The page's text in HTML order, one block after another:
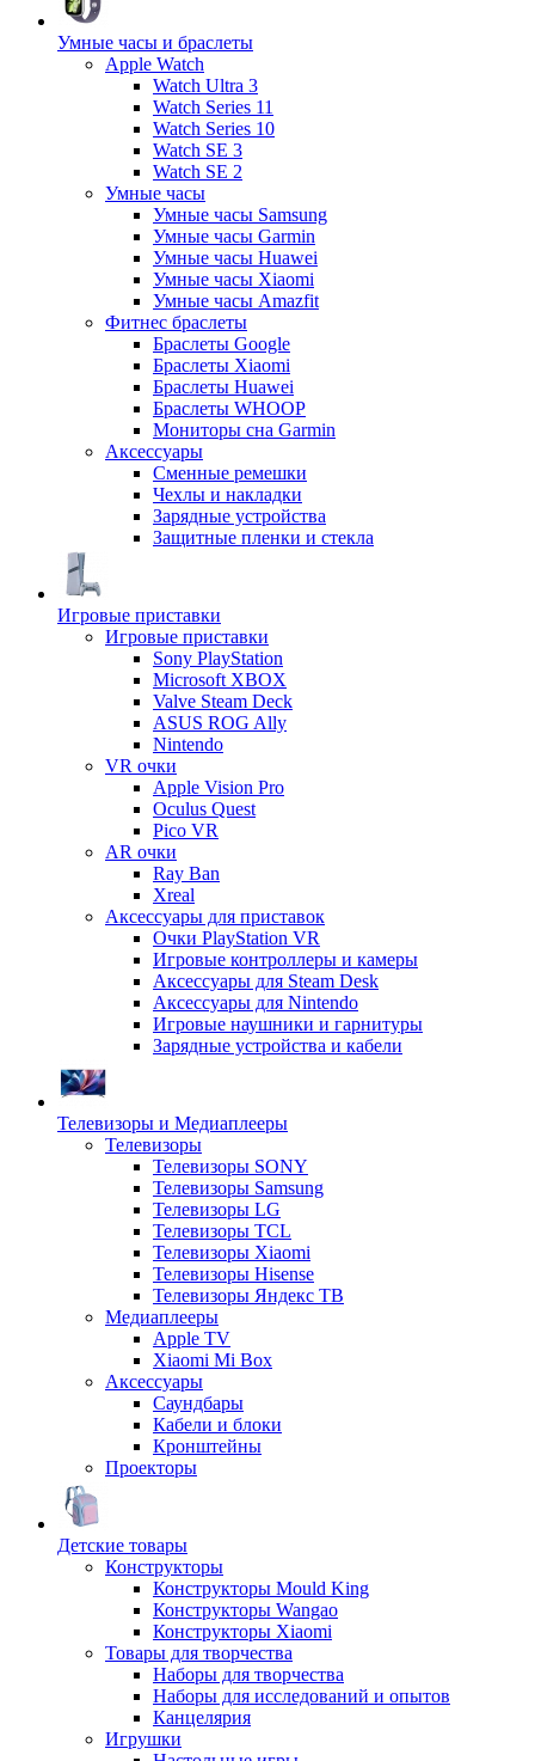
Умные часы и браслеты
Apple Watch
Watch Ultra 3
Watch Series 11
Watch Series 10
Watch SE 3
Watch SE 2
Умные часы
Умные часы Samsung
Умные часы Garmin
Умные часы Huawei
Умные часы Xiaomi
Умные часы Amazfit
Фитнес браслеты
Браслеты Google
Браслеты Xiaomi
Браслеты Huawei
Браслеты WHOOP
Мониторы сна Garmin
Аксессуары
Сменные ремешки
Чехлы и накладки
Зарядные устройства
Защитные пленки и стекла
Игровые приставки
Игровые приставки
Sony PlayStation
Microsoft XBOX
Valve Steam Deck
ASUS ROG Ally
Nintendo
VR очки
Apple Vision Pro
Oculus Quest
Pico VR
AR очки
Ray Ban
Xreal
Аксессуары для приставок
Очки PlayStation VR
Игровые контроллеры и камеры
Аксессуары для Steam Desk
Аксессуары для Nintendo
Игровые наушники и гарнитуры
Зарядные устройства и кабели
Телевизоры и Медиаплееры
Телевизоры
Телевизоры SONY
Телевизоры Samsung
Телевизоры LG
Телевизоры TCL
Телевизоры Xiaomi
Телевизоры Hisense
Телевизоры Яндекс ТВ
Медиаплееры
Apple TV
Xiaomi Mi Box
Аксессуары
Саундбары
Кабели и блоки
Кронштейны
Проекторы
Детские товары
Конструкторы
Конструкторы Mould King
Конструкторы Wangao
Конструкторы Xiaomi
Товары для творчества
Наборы для творчества
Наборы для исследований и опытов
Канцелярия
Игрушки